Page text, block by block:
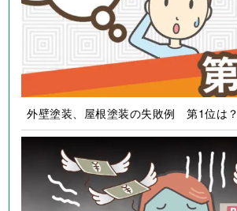
外壁塗装、屋根塗装の失敗例 第1位は？